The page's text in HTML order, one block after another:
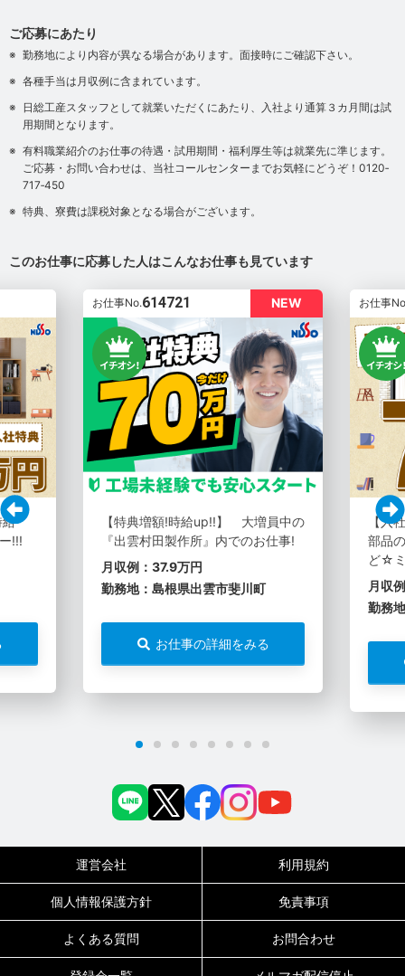
ご応募にあたり
勤務地により内容が異なる場合があります。面接時にご確認下さい。
各種手当は月収例に含まれています。
日総工産スタッフとして就業いただくにあたり、入社より通算３カ月間は試
用期間となります。
有料職業紹介のお仕事の待遇・試用期間・福利厚生等は就業先に準じます。
ご応募・お問い合わせは、当社コールセンターまでお気軽にどうぞ！0120‐
717‐450
特典、寮費は課税対象となる場合がございます。
このお仕事に応募した人はこんなお仕事も見ています
!!!
NEW
お仕事No.614721
【特典増額!時給up!!】 大増員中の
『出雲村田製作所』内でのお仕事!
月収例：37.9万円
勤務地：島根県出雲市斐川町
お仕事の詳細をみる
お仕事
【
部品
ど☆
月収
勤務
運営会社 利用規約
個人情報保護方針 免責事項
よくある質問 お問合わせ